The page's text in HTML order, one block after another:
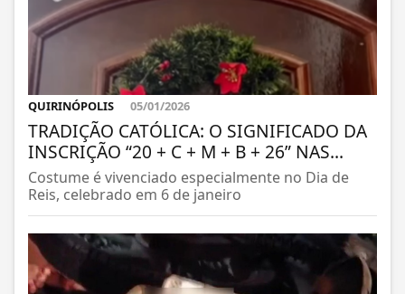
QUIRINÓPOLIS 05/01/2026
TRADIÇÃO CATÓLICA: O SIGNIFICADO DA
INSCRIÇÃO “20 + C + M + B + 26” NAS...
Costume é vivenciado especialmente no Dia de
Reis, celebrado em 6 de janeiro